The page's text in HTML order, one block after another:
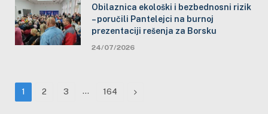
Obilaznica ekološki i bezbednosni rizik
– poručili Pantelejci na burnoj
prezentaciji rešenja za Borsku
24/07/2026
1 2 3 … 164 Next